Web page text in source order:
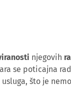
njegovih
se poticajna
što je